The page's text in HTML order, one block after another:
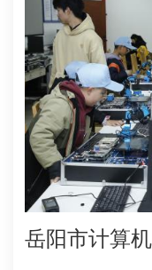
组织，旨在向青